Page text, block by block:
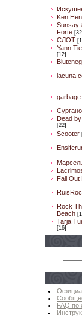
Ken
Sunsay
Forte [32]
CЛОТ
Yann
[12]
lacuna
garbage
Dead
[22]
Scooter
Fall Out
Rock
Beach
Tarja
[16]
FAQ по